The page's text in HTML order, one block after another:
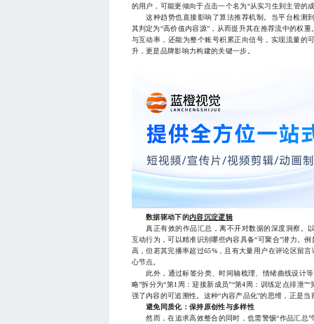
的用户，可能更倾向于点击一个名为“从实习生到主管的
这种趋势也直接影响了算法推荐机制。当平台检测
其判定为“高价值内容源”，从而提升其在推荐流中的权
与互动率，还能为整个账号积累正向信号，实现流量的
升，更是品牌影响力构建的关键一步。
数据驱动下的内容沉淀逻辑
真正有效的作品汇总，离不开对数据的深度洞察。
互动行为，可以精准识别哪些内容具备“可聚合”潜力。
高，但若其完播率超过65%，且有大量用户在评论区留
心节点。
此外，通过标签分类、时间轴梳理、情绪曲线设计等
略”拆分为“第1周：迎接新成员”“第4周：训练定点排泄
强了内容的可追溯性。这种“内容产品化”的思维，正是
避免同质化：保持原创性与多样性
然而，在追求高效整合的同时，也需警惕“作品汇总”